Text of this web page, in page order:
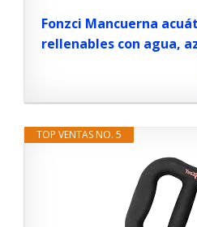
Fonzci Mancuerna
rellenables con agua,
TOP VENTAS NO. 5